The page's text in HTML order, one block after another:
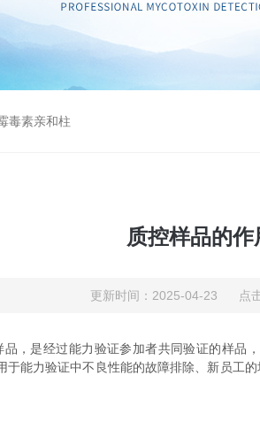
毒素亲和柱
质控样品的作
更新时间：2025-04-23 点
是经过能力验证参加者共同验证的样品
能力验证中不良性能的故障排除、新员工